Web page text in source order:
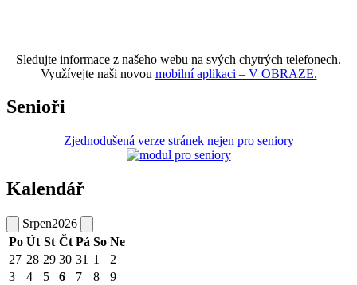
Sledujte informace z našeho webu na svých chytrých telefonech.
Využívejte naši novou mobilní aplikaci – V OBRAZE.
Senioři
Zjednodušená verze stránek nejen pro seniory
Kalendář
Srpen2026
Po Út St Čt Pá So Ne
27 28 29 30 31 1
2
3
4 5 6 7 8
9